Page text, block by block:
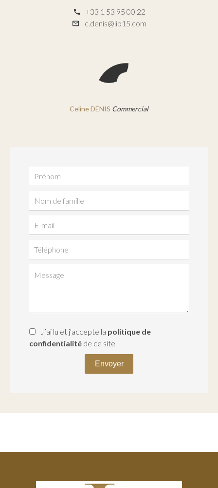
+33 1 53 95 00 22
c.denis@lip15.com
Celine DENIS Commercial
J’ai lu et j'accepte la politique de
confidentialité de ce site
Envoyer